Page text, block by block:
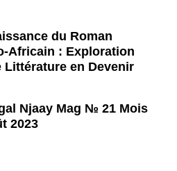
du Roman
Africain : Exploration
Littérature en Devenir
Njaay Mag № 21 Mois
2023